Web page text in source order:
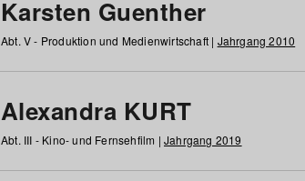
Karsten Guenther
Abt. V - Produktion und Medienwirtschaft | Jahrgang 2010
Alexandra KURT
Abt. III - Kino- und Fernsehfilm | Jahrgang 2019